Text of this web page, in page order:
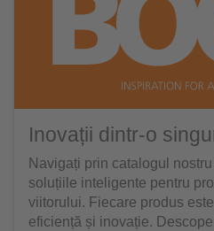
Inovații dintr-o
Navigați prin catalogul
soluțiile inteligente pentru
viitorului. Fiecare produs
eficiență și inovație.